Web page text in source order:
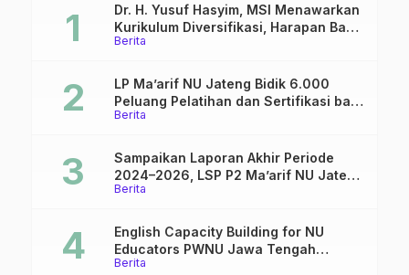
Berita
Dr. H. Yusuf Hasyim, MSI Menawarkan
Kurikulum Diversifikasi, Harapan Baru
dalam dunia pendidikan
Berita
LP Ma’arif NU Jateng Bidik 6.000
Peluang Pelatihan dan Sertifikasi bagi
Lulusan SMK
Berita
Sampaikan Laporan Akhir Periode
2024–2026, LSP P2 Ma’arif NU Jateng
Mantapkan Sinergi Link and Match
Berita
English Capacity Building for NU
Educators PWNU Jawa Tengah
Batch#4; Membuka Jalan Menuju